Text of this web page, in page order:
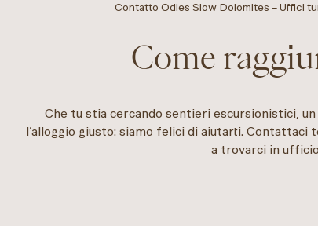
Contatto Odles Slow Dolomites – Uffici
Come
Che tu stia cercando sentieri escursionistici,
l’alloggio giusto: siamo felici di aiutarti. Contattaci
a trovarci in